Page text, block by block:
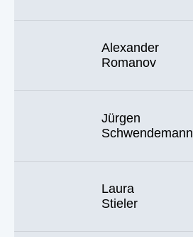
Alexander
Romanov
Jürgen
Schwendemann
Laura
Stieler